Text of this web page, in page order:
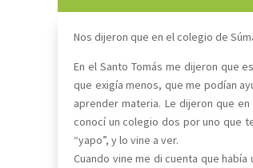
Nos dijeron que en el colegio de
En el Santo Tomás me dijeron que
que exigía menos, que me podían
aprender materia. Le dijeron que
conocí un colegio dos por uno que
“yapo”, y lo vine a ver.
Cuando vine me di cuenta que